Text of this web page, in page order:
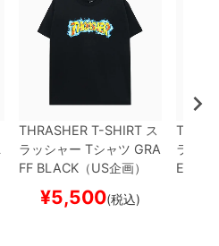
THRASHER T-SHIRT ス
ラッシャー Tシャツ GRA
FF BLACK（US企画）
スケートボード スケボー
¥5,500(税込)
ラッシ
EY